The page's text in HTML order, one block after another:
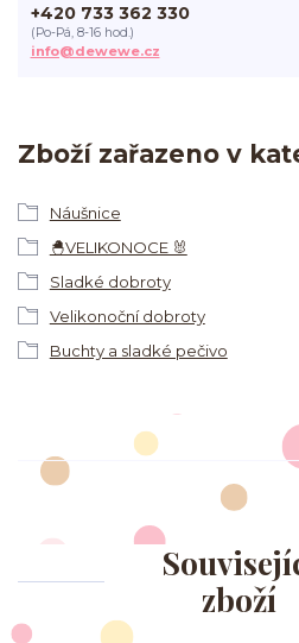
Zboží zařazeno v
Náušnice
🐣VELIKONOCE 🐰
Sladké dobroty
Velikonoční dobroty
Buchty a sladké pečivo
+420 733 362 330
(Po-Pá, 8-16 hod.)
info@dewewe.cz
zboží